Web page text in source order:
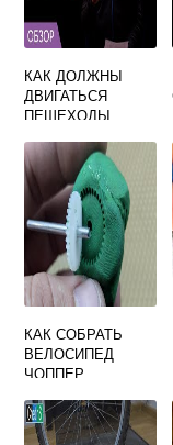
КАК ДОЛЖНЫ
ДВИГАТЬСЯ
ПЕШЕХОДЫ
ВЕЛОСИПЕД
КАК СОБРАТЬ
ВЕЛОСИПЕД
ЧОППЕР